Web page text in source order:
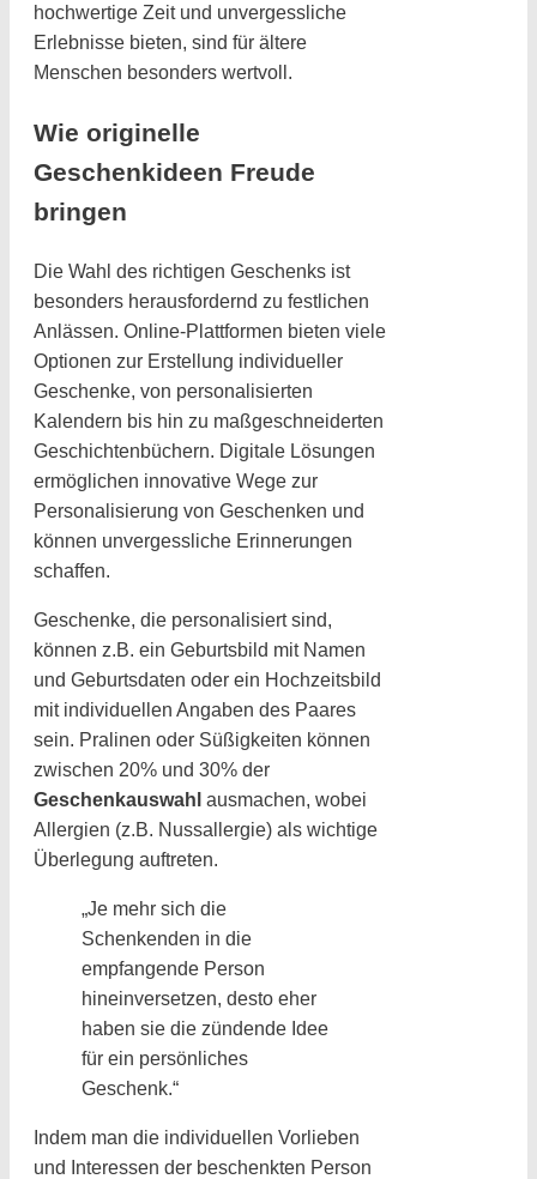
hochwertige Zeit und unvergessliche
Erlebnisse bieten, sind für ältere
Menschen besonders wertvoll.
Wie originelle
Geschenkideen Freude
bringen
Die Wahl des richtigen Geschenks ist
besonders herausfordernd zu festlichen
Anlässen. Online-Plattformen bieten viele
Optionen zur Erstellung individueller
Geschenke, von personalisierten
Kalendern bis hin zu maßgeschneiderten
Geschichtenbüchern. Digitale Lösungen
ermöglichen innovative Wege zur
Personalisierung von Geschenken und
können unvergessliche Erinnerungen
schaffen.
Geschenke, die personalisiert sind,
können z.B. ein Geburtsbild mit Namen
und Geburtsdaten oder ein Hochzeitsbild
mit individuellen Angaben des Paares
sein. Pralinen oder Süßigkeiten können
zwischen 20% und 30% der
Geschenkauswahl ausmachen, wobei
Allergien (z.B. Nussallergie) als wichtige
Überlegung auftreten.
„Je mehr sich die
Schenkenden in die
empfangende Person
hineinversetzen, desto eher
haben sie die zündende Idee
für ein persönliches
Geschenk.“
Indem man die individuellen Vorlieben
und Interessen der beschenkten Person